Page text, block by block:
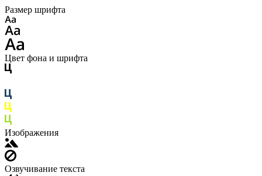
Размер шрифта
Цвет фона и шрифта
Изображения
Озвучивание текста